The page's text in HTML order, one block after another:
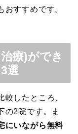
すすめです。
療)ができ
選
したところ、
の2院です。ま
にいながら無料